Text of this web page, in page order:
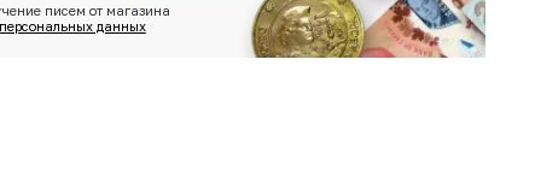
писем от магазина
данных